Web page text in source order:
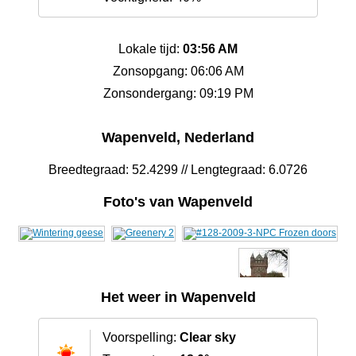
Lokale tijd: 03:56 AM
Zonsopgang: 06:06 AM
Zonsondergang: 09:19 PM
Wapenveld, Nederland
Breedtegraad: 52.4299 // Lengtegraad: 6.0726
Foto's van Wapenveld
Het weer in Wapenveld
Voorspelling: Clear sky